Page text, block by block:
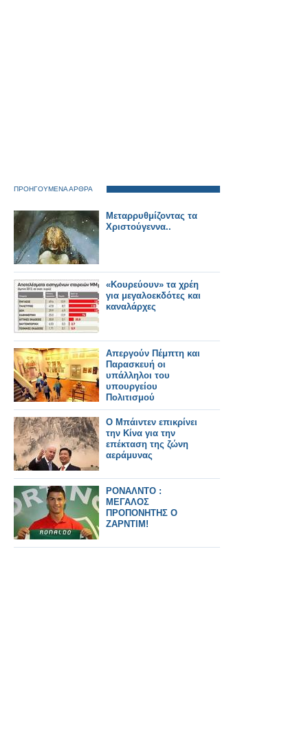
ΠΡΟΗΓΟΥΜΕΝΑ ΑΡΘΡΑ
Μεταρρυθμίζοντας τα
Χριστούγεννα..
«Κουρεύουν» τα χρέη
για μεγαλοεκδότες και
καναλάρχες
Απεργούν Πέμπτη και
Παρασκευή οι
υπάλληλοι του
υπουργείου
Πολιτισμού
Ο Μπάιντεν επικρίνει
την Κίνα για την
επέκταση της ζώνη
αεράμυνας
ΡΟΝΑΛΝΤΟ :
ΜΕΓΑΛΟΣ
ΠΡΟΠΟΝΗΤΗΣ Ο
ΖΑΡΝΤΙΜ!